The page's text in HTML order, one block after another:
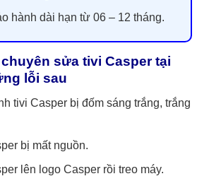
hành dài hạn từ 06 – 12 tháng.
sửa tivi Casper tại
lỗi sau
tivi Casper bị đốm sáng trắng, trắng
bị mất nguồn.
lên logo Casper rồi treo máy.